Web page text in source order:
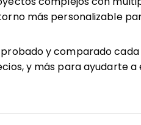
más personalizable
probado y comparado
y más para ayudarte a